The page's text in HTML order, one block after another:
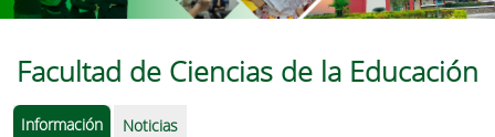
Facultad de Ciencias de la Educación
Información Noticias